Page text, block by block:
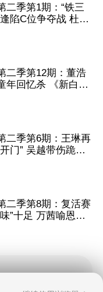
二季第1期：“铁三
陷C位争夺战 杜淳
二季第12期：董浩
年回忆杀 《新白娘
二季第6期：王琳再
门” 吴越带伤跪地
二季第8期：复活赛
”十足 万茜喻恩泰